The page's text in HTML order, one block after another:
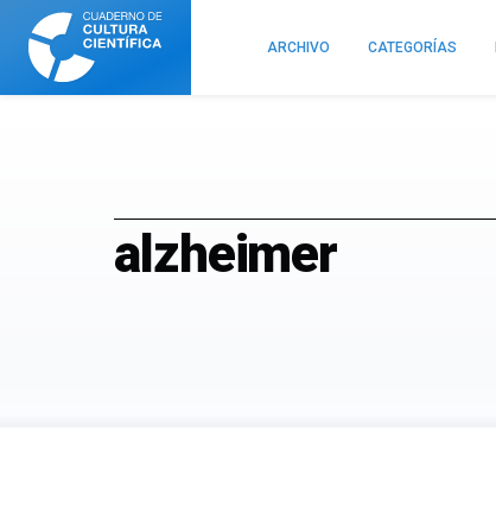
Cuaderno
Cultura
Científica
ARCHIVO CATEGORÍAS
alzheimer